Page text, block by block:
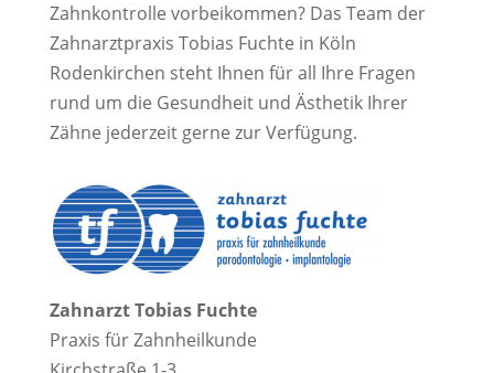
Zahnkontrolle vorbeikommen? Das Team der
Zahnarztpraxis Tobias Fuchte in Köln
Rodenkirchen steht Ihnen für all Ihre Fragen
rund um die Gesundheit und Ästhetik Ihrer
Zähne jederzeit gerne zur Verfügung.
Zahnarzt Tobias Fuchte
Praxis für Zahnheilkunde